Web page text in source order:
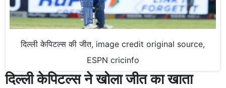
दिल्ली केपिटल्स की जीत, image credit original source,
ESPN cricinfo
दिल्ली केपिटल्स ने खोला जीत का खाता